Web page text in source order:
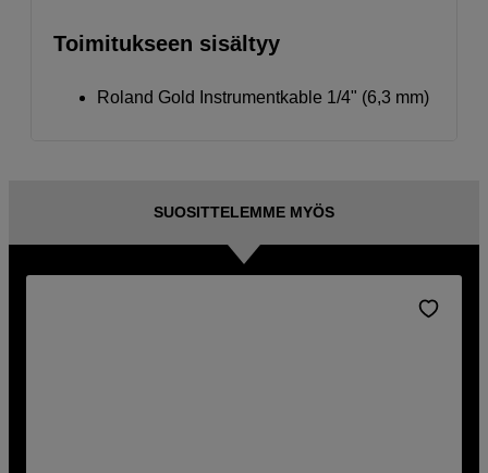
Toimitukseen sisältyy
Roland Gold Instrumentkable 1/4" (6,3 mm)
SUOSITTELEMME MYÖS